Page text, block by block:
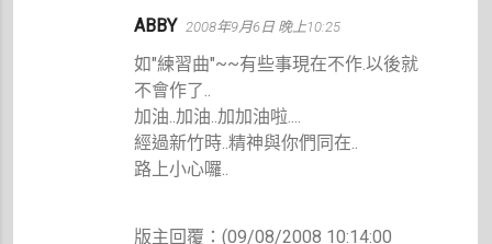
ABBY 2008年9月6日 晚上10:25
如"練習曲"~~有些事現在不作.以後就
不會作了..
加油..加油..加加油啦....
經過新竹時..精神與你們同在..
路上小心囉..
版主回覆：(09/08/2008 10:14:00